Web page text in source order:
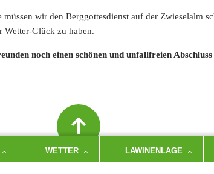
wir den Berggottesdienst auf der Zwieselalm
Wetter-Glück zu haben.
noch einen schönen und unfallfreien
WETTER LAWINENLAGE